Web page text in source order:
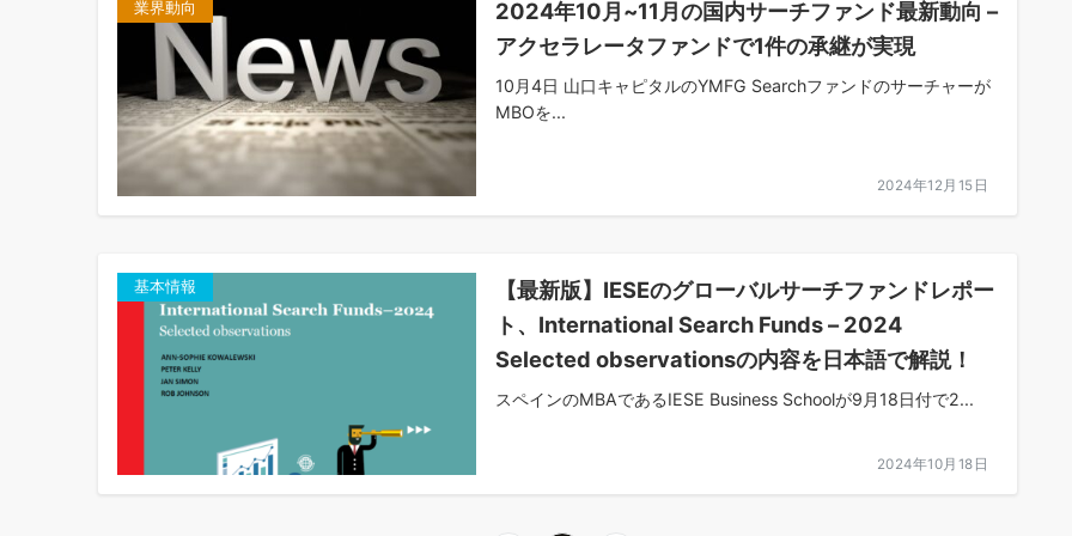
業界動向
2024年10月~11月の国内サーチファンド最新動向 –
アクセラレータファンドで1件の承継が実現
10月4日 山口キャピタルのYMFG Searchファンドのサーチャーが
MBOを...
2024年12月15日
基本情報
【最新版】IESEのグローバルサーチファンドレポー
ト、International Search Funds – 2024
Selected observationsの内容を日本語で解説！
スペインのMBAであるIESE Business Schoolが9月18日付で2...
2024年10月18日